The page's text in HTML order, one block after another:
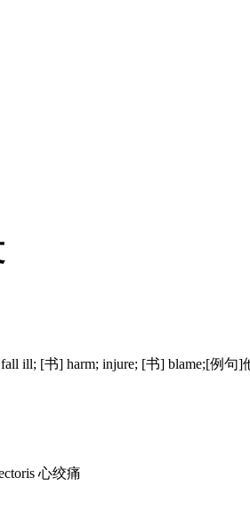
ill; [书] harm; injure; [书] blame;[例
心绞痛